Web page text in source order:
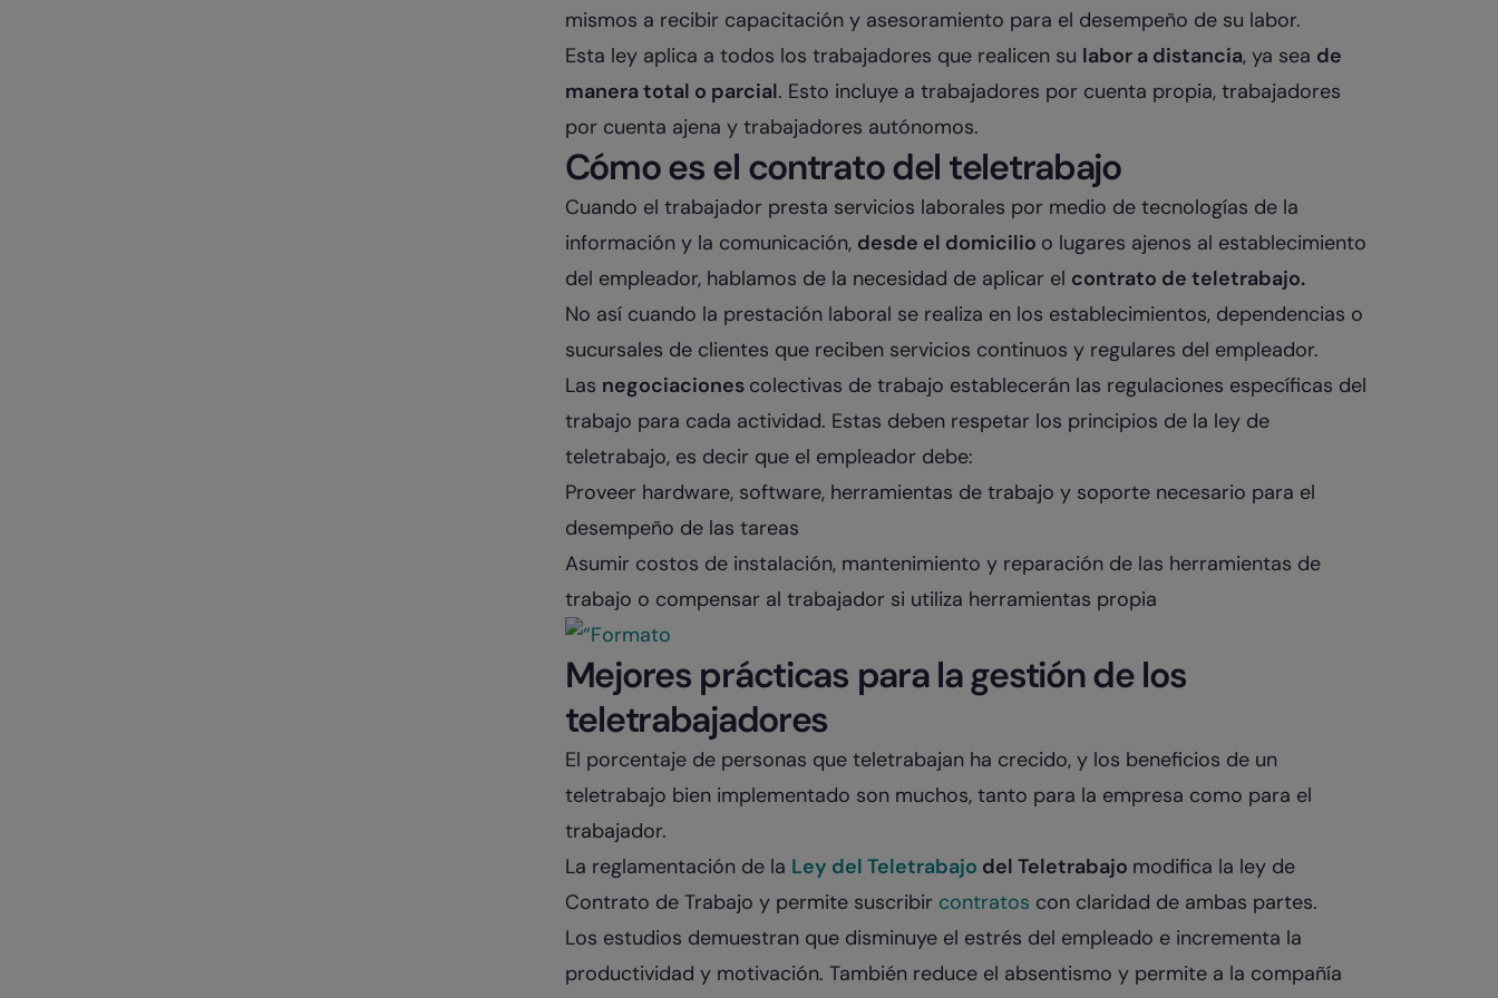
mismos a recibir capacitación y asesoramiento para el desempeño de su labor.
Esta ley aplica a todos los trabajadores que realicen su labor a distancia, ya sea de
manera total o parcial. Esto incluye a trabajadores por cuenta propia, trabajadores
por cuenta ajena y trabajadores autónomos.
Cómo es el contrato del teletrabajo
Cuando el trabajador presta servicios laborales por medio de tecnologías de la
información y la comunicación, desde el domicilio o lugares ajenos al establecimiento
del empleador, hablamos de la necesidad de aplicar el contrato de teletrabajo.
No así cuando la prestación laboral se realiza en los establecimientos, dependencias o
sucursales de clientes que reciben servicios continuos y regulares del empleador.
Las negociaciones colectivas de trabajo establecerán las regulaciones específicas del
trabajo para cada actividad. Estas deben respetar los principios de la ley de
teletrabajo, es decir que el empleador debe:
Proveer hardware, software, herramientas de trabajo y soporte necesario para el
desempeño de las tareas
Asumir costos de instalación, mantenimiento y reparación de las herramientas de
trabajo o compensar al trabajador si utiliza herramientas propia
Mejores prácticas para la gestión de los
teletrabajadores
El porcentaje de personas que teletrabajan ha crecido, y los beneficios de un
teletrabajo bien implementado son muchos, tanto para la empresa como para el
trabajador.
La reglamentación de la Ley del Teletrabajo del Teletrabajo modifica la ley de
Contrato de Trabajo y permite suscribir contratos con claridad de ambas partes.
Los estudios demuestran que disminuye el estrés del empleado e incrementa la
productividad y motivación. También reduce el absentismo y permite a la compañía